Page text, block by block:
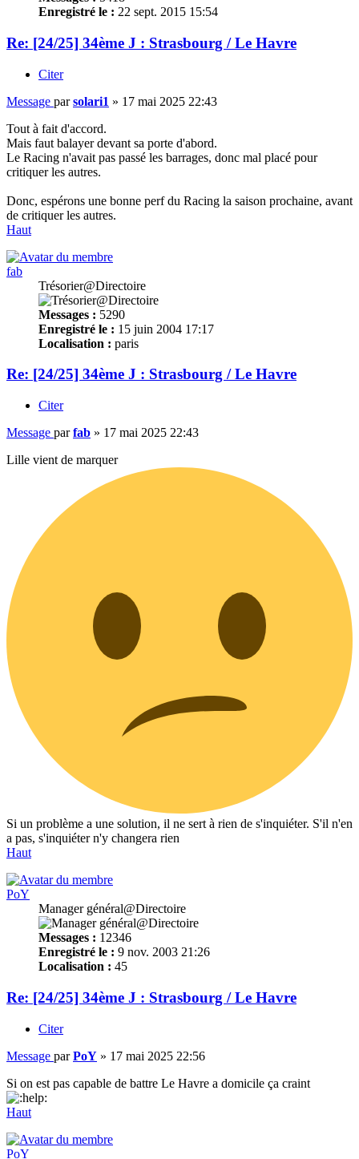
Enregistré le : 22 sept. 2015 15:54
Re: [24/25] 34ème J : Strasbourg / Le Havre
Citer
Message parsolari1 » 17 mai 2025 22:43
Tout à fait d'accord.
Mais faut balayer devant sa porte d'abord.
Le Racing n'avait pas passé les barrages, donc mal placé pour
critiquer les autres.
Donc, espérons une bonne perf du Racing la saison prochaine, avant
de critiquer les autres.
Haut
fab
Trésorier@Directoire
Messages : 5290
Enregistré le : 15 juin 2004 17:17
Localisation : paris
Re: [24/25] 34ème J : Strasbourg / Le Havre
Citer
Message parfab » 17 mai 2025 22:43
Lille vient de marquer
Si un problème a une solution, il ne sert à rien de s'inquiéter. S'il n'en
a pas, s'inquiéter n'y changera rien
Haut
PoY
Manager général@Directoire
Messages : 12346
Enregistré le : 9 nov. 2003 21:26
Localisation : 45
Re: [24/25] 34ème J : Strasbourg / Le Havre
Citer
Message parPoY » 17 mai 2025 22:56
Si on est pas capable de battre Le Havre a domicile ça craint
Haut
PoY